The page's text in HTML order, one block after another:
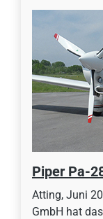
Piper Pa-
Atting, Juni
GmbH hat